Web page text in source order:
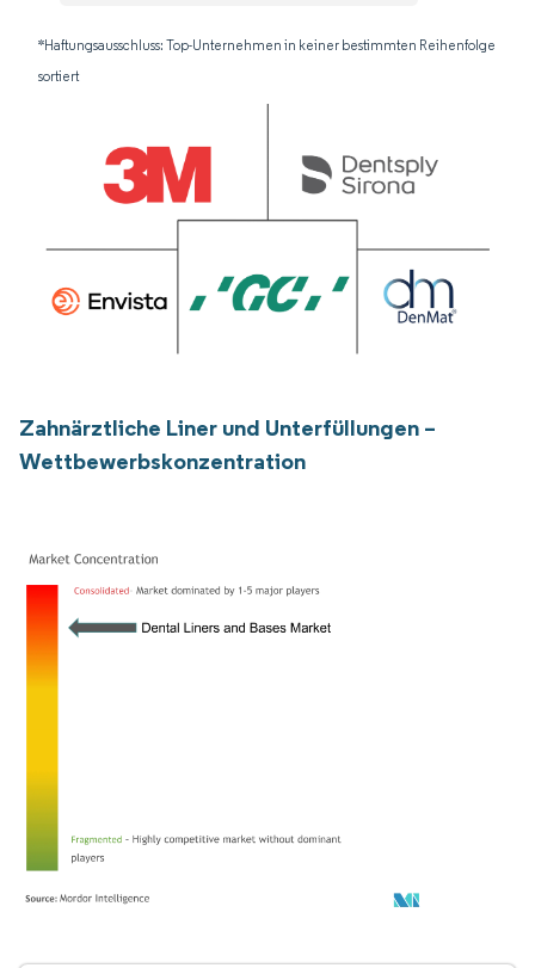
*Haftungsausschluss: Top-Unternehmen in keiner bestimmten Reihenfolge
sortiert
Zahnärztliche Liner und Unterfüllungen –
Wettbewerbskonzentration